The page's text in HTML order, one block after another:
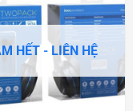
HẾT - LIÊN HỆ